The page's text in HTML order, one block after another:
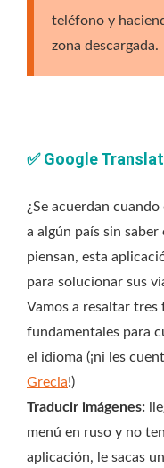
teléfono y
zona descargada.
✅Google
¿Se acuerdan
a algún país sin
piensan, esta
para solucionar sus
Vamos a resaltar
fundamentales para
el idioma (¡ni les
Grecia!)
Traducir imágenes:
menú en ruso y no
aplicación, le sacas